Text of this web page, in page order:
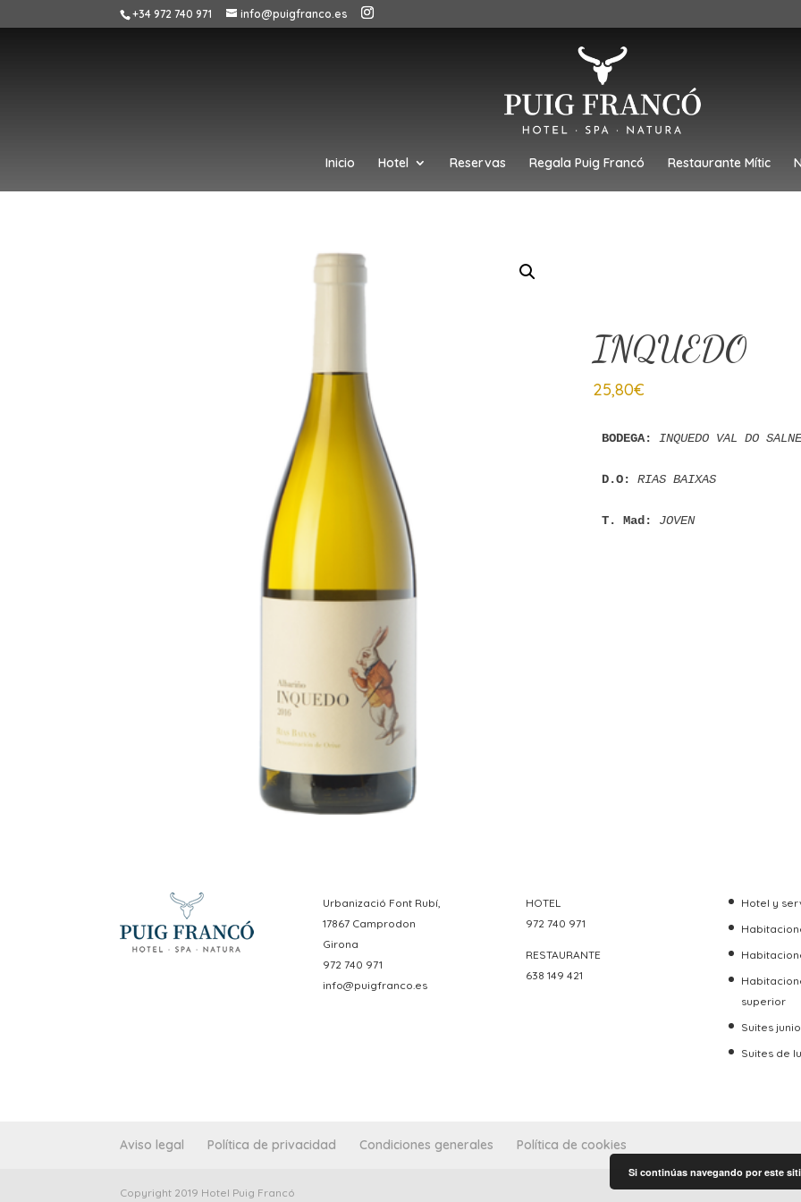
+34 972 740 971 info@puigfranco.es
Inicio Hotel Reservas Regala Puig Francó Restaurante Mític
INQUEDO
25,80€
BODEGA: INQUEDO VAL DO
D.O: RIAS BAIXAS
T. Mad: JOVEN
Urbanizació Font Rubí,
17867 Camprodon
Girona
972 740 971
info@puigfranco.es
HOTEL
972 740 971
RESTAURANTE
638 149 421
Hotel y
superior
Suites
Suites de
Aviso legal Política de privacidad Condiciones generales Política de cookies
Copyright 2019 Hotel Puig Francó
Si continúas navegando por este